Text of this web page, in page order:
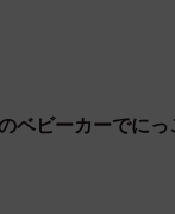
ベビーカーでに